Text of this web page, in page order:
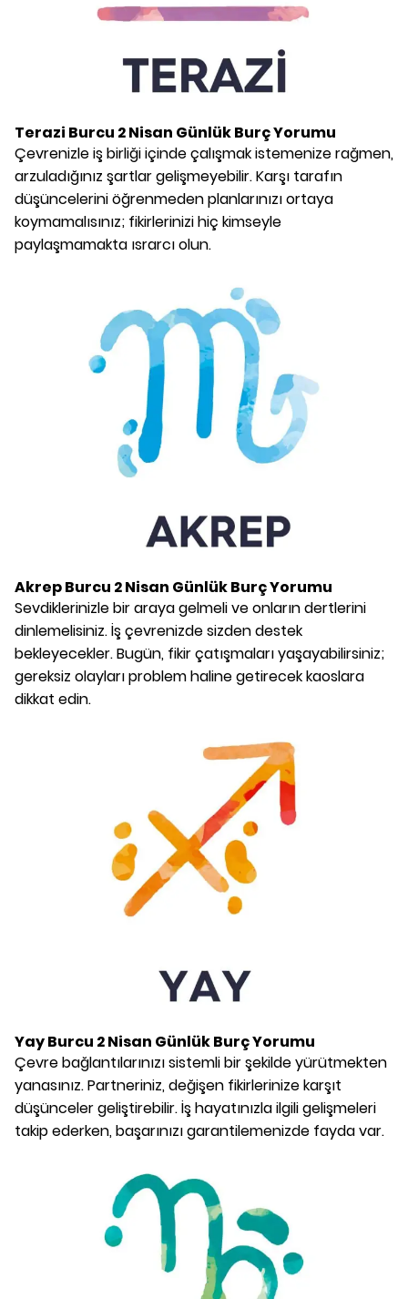
Terazi Burcu 2 Nisan Günlük Burç Yorumu
Çevrenizle iş birliği içinde çalışmak istemenize rağmen,
arzuladığınız şartlar gelişmeyebilir. Karşı tarafın
düşüncelerini öğrenmeden planlarınızı ortaya
koymamalısınız; fikirlerinizi hiç kimseyle
paylaşmamakta ısrarcı olun.
Akrep Burcu 2 Nisan Günlük Burç Yorumu
Sevdiklerinizle bir araya gelmeli ve onların dertlerini
dinlemelisiniz. İş çevrenizde sizden destek
bekleyecekler. Bugün, fikir çatışmaları yaşayabilirsiniz;
gereksiz olayları problem haline getirecek kaoslara
dikkat edin.
Yay Burcu 2 Nisan Günlük Burç Yorumu
Çevre bağlantılarınızı sistemli bir şekilde yürütmekten
yanasınız. Partneriniz, değişen fikirlerinize karşıt
düşünceler geliştirebilir. İş hayatınızla ilgili gelişmeleri
takip ederken, başarınızı garantilemenizde fayda var.